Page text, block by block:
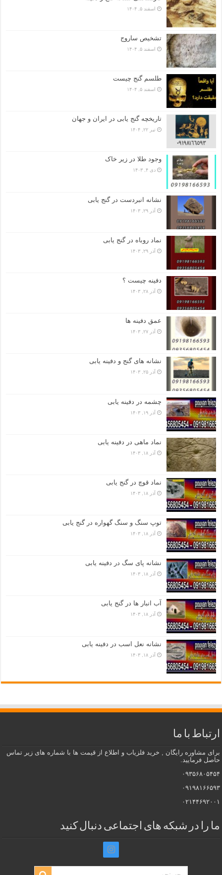
اسفند ۵, ۱۴۰۴
تشخیص ساروج
اسفند ۵, ۱۴۰۴
طلسم گنج چیست
اسفند ۵, ۱۴۰۴
تاریخچه گنج‌ یابی در ایران و جهان
تیر ۲۲, ۱۴۰۴
وجود طلا در زیر خاک
دی ۴, ۱۴۰۳
نشانه انبردست در گنج یابی
آذر ۲۹, ۱۴۰۳
نماد روباه در گنج یابی
آذر ۲۹, ۱۴۰۳
دفینه چیست ؟
آذر ۲۸, ۱۴۰۳
عمق دفینه ها
آذر ۲۷, ۱۴۰۳
نشانه های گنج و دفینه یابی
آذر ۲۵, ۱۴۰۳
چشمه در دفینه یابی
آذر ۱۹, ۱۴۰۳
نماد ماهی در دفینه یابی
آذر ۱۸, ۱۴۰۳
نماد قوچ در گنج یابی
آذر ۱۸, ۱۴۰۳
توپ سنگ و سنگ گهواره در گنج یابی
آذر ۱۸, ۱۴۰۳
نشانه پای سگ در دفینه یابی
آذر ۱۸, ۱۴۰۳
آب انبار ها در گنج یابی
آذر ۱۸, ۱۴۰۳
نشانه نعل اسب در دفینه یابی
آذر ۱۸, ۱۴۰۳
ارتباط با ما
برای مشاوره رایگان , خرید فلزیاب و اطلاع از قیمت ها با شماره های زیر تماس
حاصل فرمایید.
۰۹۳۵۶۸۰۵۴۵۴
۰۹۱۹۸۱۶۶۵۹۳
۰۲۱۴۴۶۹۲۰۰۱
ما را در شبکه های اجتماعی دنبال کنید